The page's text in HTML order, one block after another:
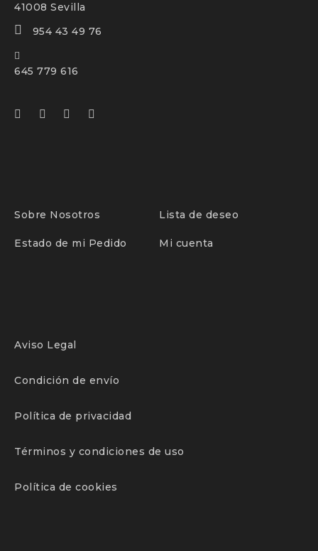
41008 Sevilla
954 43 49 76
645 779 616
Sobre Nosotros Lista de deseo
Estado de mi Pedido Mi cuenta
Aviso Legal
Condición de envío
Política de privacidad
Términos y condiciones de uso
Política de cookies